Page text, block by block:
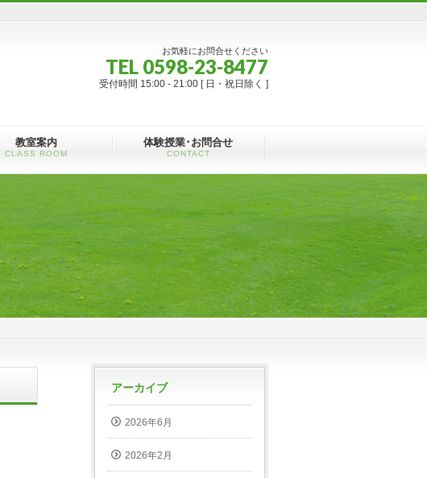
お気軽にお問合せください
TEL 0598-23-8477
受付時間 15:00 - 21:00 [ 日・祝日除く ]
教室案内
CLASS ROOM
体験授業･お問合せ
CONTACT
アーカイブ
2026年6月
2026年2月